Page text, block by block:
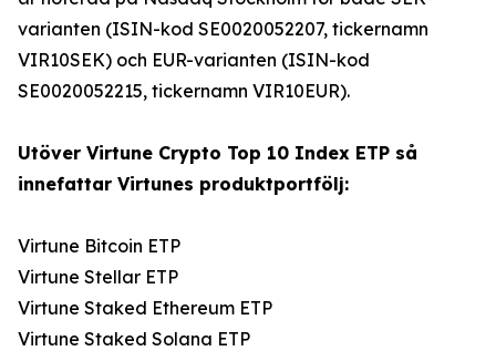
varianten (ISIN-kod SE0020052207, tickernamn
VIR10SEK) och EUR-varianten (ISIN-kod
SE0020052215, tickernamn VIR10EUR).
Utöver Virtune Crypto Top 10 Index ETP så
innefattar Virtunes produktportfölj:
Virtune Bitcoin ETP
Virtune Stellar ETP
Virtune Staked Ethereum ETP
Virtune Staked Solana ETP